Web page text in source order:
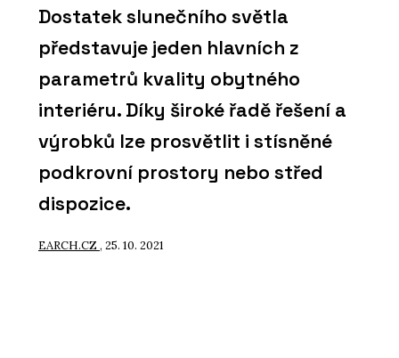
Dostatek slunečního světla
představuje jeden hlavních z
parametrů kvality obytného
interiéru. Díky široké řadě řešení a
výrobků lze prosvětlit i stísněné
podkrovní prostory nebo střed
dispozice.
EARCH.CZ , 25. 10. 2021